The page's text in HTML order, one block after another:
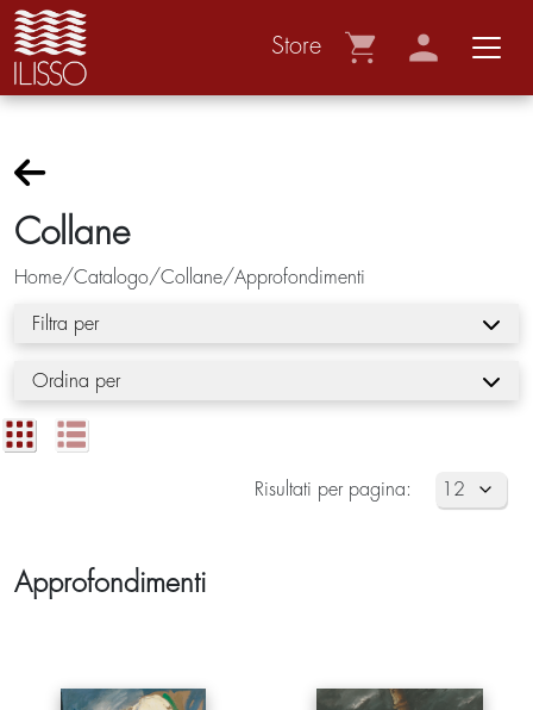
Store
Collane
Home/Catalogo/Collane/Approfondimenti
Filtra per
Ordina per
Risultati per pagina:
Approfondimenti